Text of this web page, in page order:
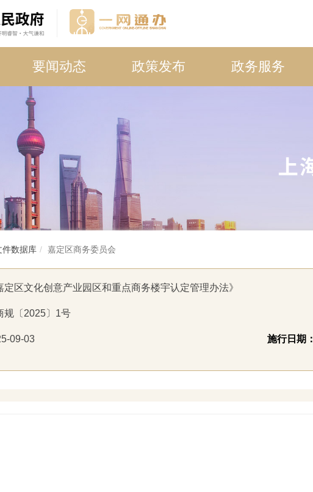
要闻动态 政策发布 政务服务
件数据库 嘉定区商务委员会
定区文化创意产业园区和重点商务楼宇认定管理办法》
规〔2025〕1号
09-03 施行日期：